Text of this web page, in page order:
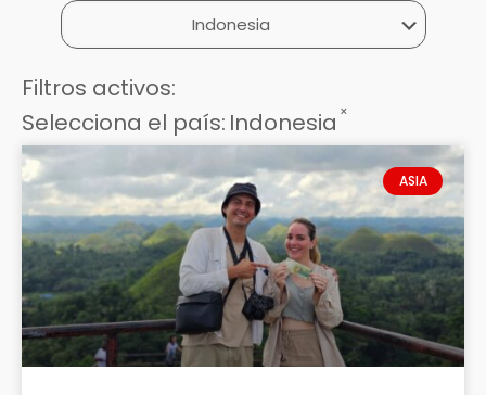
Filtros activos:
Selecciona el país: Indonesia ×
ASIA